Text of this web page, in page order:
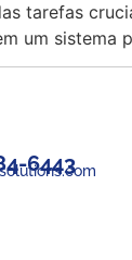
tarefas
um sistema
6443